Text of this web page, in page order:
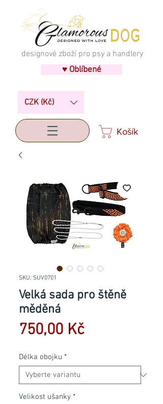
designové zboží pro psy a handlery
♥ Oblíbené
CZK (Kč)
Košík
SKU: SUV0701
Velká sada pro štěně
měděná
750,00 KčCena
Délka obojku *
Velikost ušanky *